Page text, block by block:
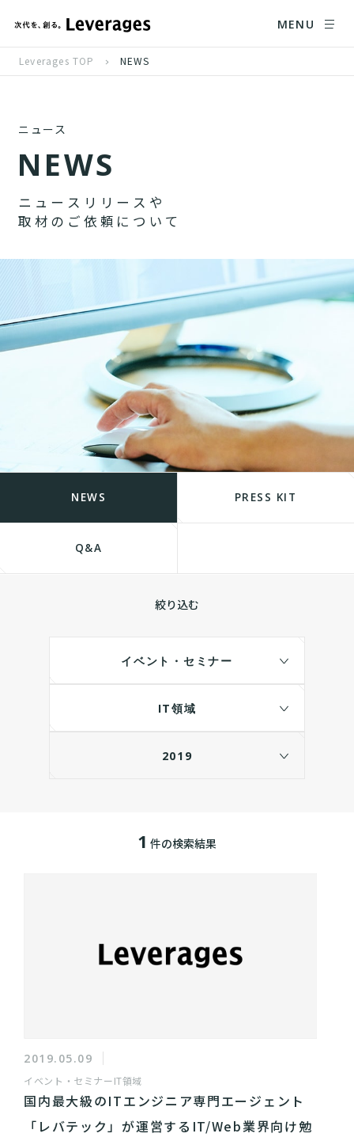
MENU
Leverages TOP NEWS
ニュース
NEWS
ニ ュ ー ス リ リ ー ス や
取 材 の ご 依 頼 に つ い て
NEWS PRESS KIT
Q&A
絞り込む
イベント・セミナー
IT領域
2019
1 件の検索結果
2019.05.09
イベント・セミナーIT領域
国内最大級のITエンジニア専門エージェント
「レバテック」が運営するIT/Web業界向け勉